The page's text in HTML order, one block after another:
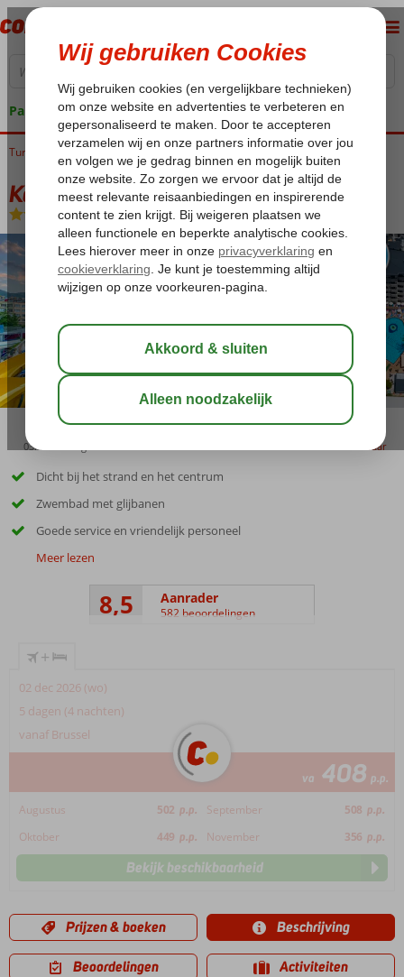
Pakketgarantie
Home
Turkije Turkse Riviera Alanya Alanya-Centrum Kahya Hotel
Kahya Hotel
All Inclusive-Hotel
03:45 bewaar
Dicht bij het strand en het centrum
Zwembad met glijbanen
Goede service en vriendelijk personeel
Meer lezen
8,5 Aanrader
582 beoordelingen
+
02 dec 2026 (wo)
5 dagen (4 nachten)
vanaf Brussel
va 408 p.p.
Augustus 502 p.p. September 508 p.p.
Oktober
449 p.p. November 356 p.p.
Bekijk beschikbaarheid
Prijzen & boeken Beschrijving
Beoordelingen Activiteiten